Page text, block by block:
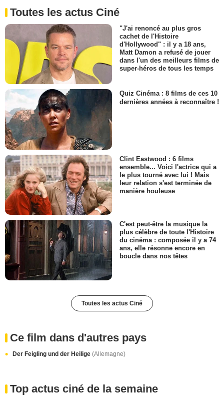
Toutes les actus Ciné
"J'ai renoncé au plus gros
cachet de l'Histoire
d'Hollywood" : il y a 18 ans,
Matt Damon a refusé de jouer
dans l'un des meilleurs films de
super-héros de tous les temps
Quiz Cinéma : 8 films de ces 10
dernières années à reconnaître !
Clint Eastwood : 6 films
ensemble... Voici l'actrice qui a
le plus tourné avec lui ! Mais
leur relation s'est terminée de
manière houleuse
C'est peut-être la musique la
plus célèbre de toute l'Histoire
du cinéma : composée il y a 74
ans, elle résonne encore en
boucle dans nos têtes
Toutes les actus Ciné
Ce film dans d'autres pays
Der Feigling und der Heilige (Allemagne)
Top actus ciné de la semaine